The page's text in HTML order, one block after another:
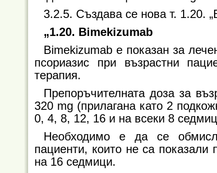
3.2.5. Създава се нова т. 1.20.
„1.20. Bimekizumab
Bimekizumab е показан за
псориазис при възрастни
терапия.
Препоръчителната доза за
320 mg (прилагана като 2
0, 4, 8, 12, 16 и на всеки 8
Необходимо е да се
пациенти, които не са
на 16 седмици.